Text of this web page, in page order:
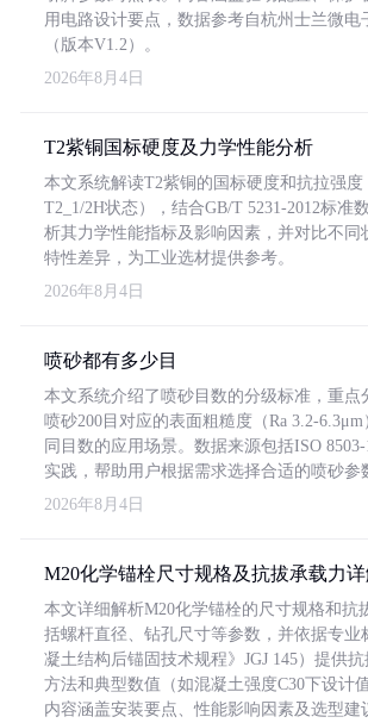
用电路设计要点，数据参考自杭州士兰微电
（版本V1.2）。
2026年8月4日
T2紫铜国标硬度及力学性能分析
本文系统解读T2紫铜的国标硬度和抗拉强度
T2_1/2H状态），结合GB/T 5231-2012标准
析其力学性能指标及影响因素，并对比不同
特性差异，为工业选材提供参考。
2026年8月4日
喷砂都有多少目
本文系统介绍了喷砂目数的分级标准，重点
喷砂200目对应的表面粗糙度（Ra 3.2-
同目数的应用场景。数据来源包括ISO
实践，帮助用户根据需求选择合适的喷砂参
2026年8月4日
M20化学锚栓尺寸规格及抗拔承载力
本文详细解析M20化学锚栓的尺寸规格和抗
括螺杆直径、钻孔尺寸等参数，并依据专业
凝土结构后锚固技术规程》JGJ 145）提供
方法和典型数值（如混凝土强度C30下设计
内容涵盖安装要点、性能影响因素及选型建